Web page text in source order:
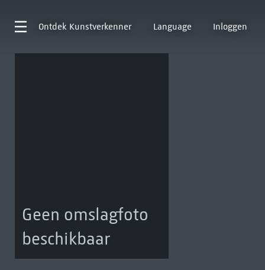
Ontdek Kunstverkenner Language Inloggen
Geen omslagfoto
beschikbaar